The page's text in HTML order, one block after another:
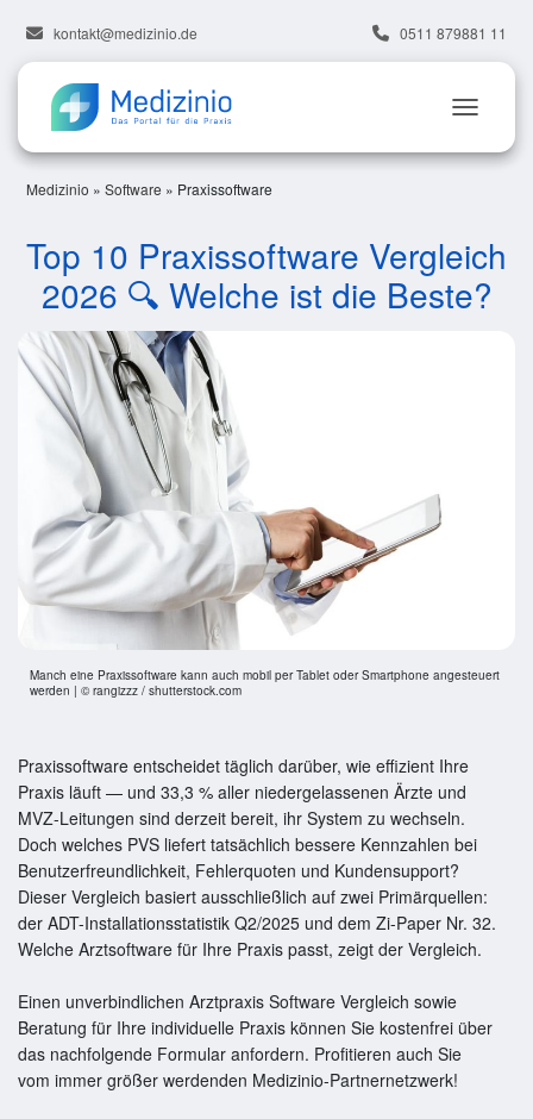
kontakt@medizinio.de 0511 879881 11
Medizinio » Software » Praxissoftware
Top 10 Praxissoftware Vergleich
2026 🔍 Welche ist die Beste?
Praxissoftware entscheidet täglich darüber, wie effizient Ihre
Praxis läuft — und 33,3 % aller niedergelassenen Ärzte und
MVZ-Leitungen sind derzeit bereit, ihr System zu wechseln.
Doch welches PVS liefert tatsächlich bessere Kennzahlen bei
Benutzerfreundlichkeit, Fehlerquoten und Kundensupport?
Dieser Vergleich basiert ausschließlich auf zwei Primärquellen:
der ADT-Installationsstatistik Q2/2025 und dem Zi-Paper Nr. 32.
Welche Arztsoftware für Ihre Praxis passt, zeigt der Vergleich.
Einen unverbindlichen Arztpraxis Software Vergleich sowie
Beratung für Ihre individuelle Praxis können Sie kostenfrei über
das nachfolgende Formular anfordern. Profitieren auch Sie
vom immer größer werdenden Medizinio-Partnernetzwerk!
Manch eine Praxissoftware kann auch mobil per Tablet oder Smartphone angesteuert
werden | © rangizzz / shutterstock.com